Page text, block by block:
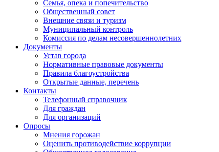
Семья, опека и попечительство
Общественный совет
Внешние связи и туризм
Муниципальный контроль
Комиссия по делам несовершеннолетних
Документы
Устав города
Нормативные правовые документы
Правила благоустройства
Открытые данные, перечень
Контакты
Телефонный справочник
Для граждан
Для организаций
Опросы
Мнения горожан
Оценить противодействие коррупции